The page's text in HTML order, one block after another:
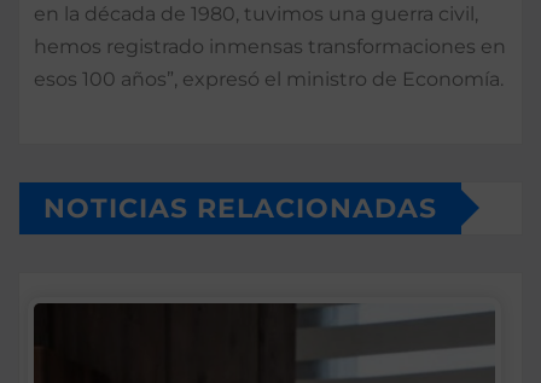
en la década de 1980, tuvimos una guerra civil,
hemos registrado inmensas transformaciones en
esos 100 años”, expresó el ministro de Economía.
NOTICIAS RELACIONADAS